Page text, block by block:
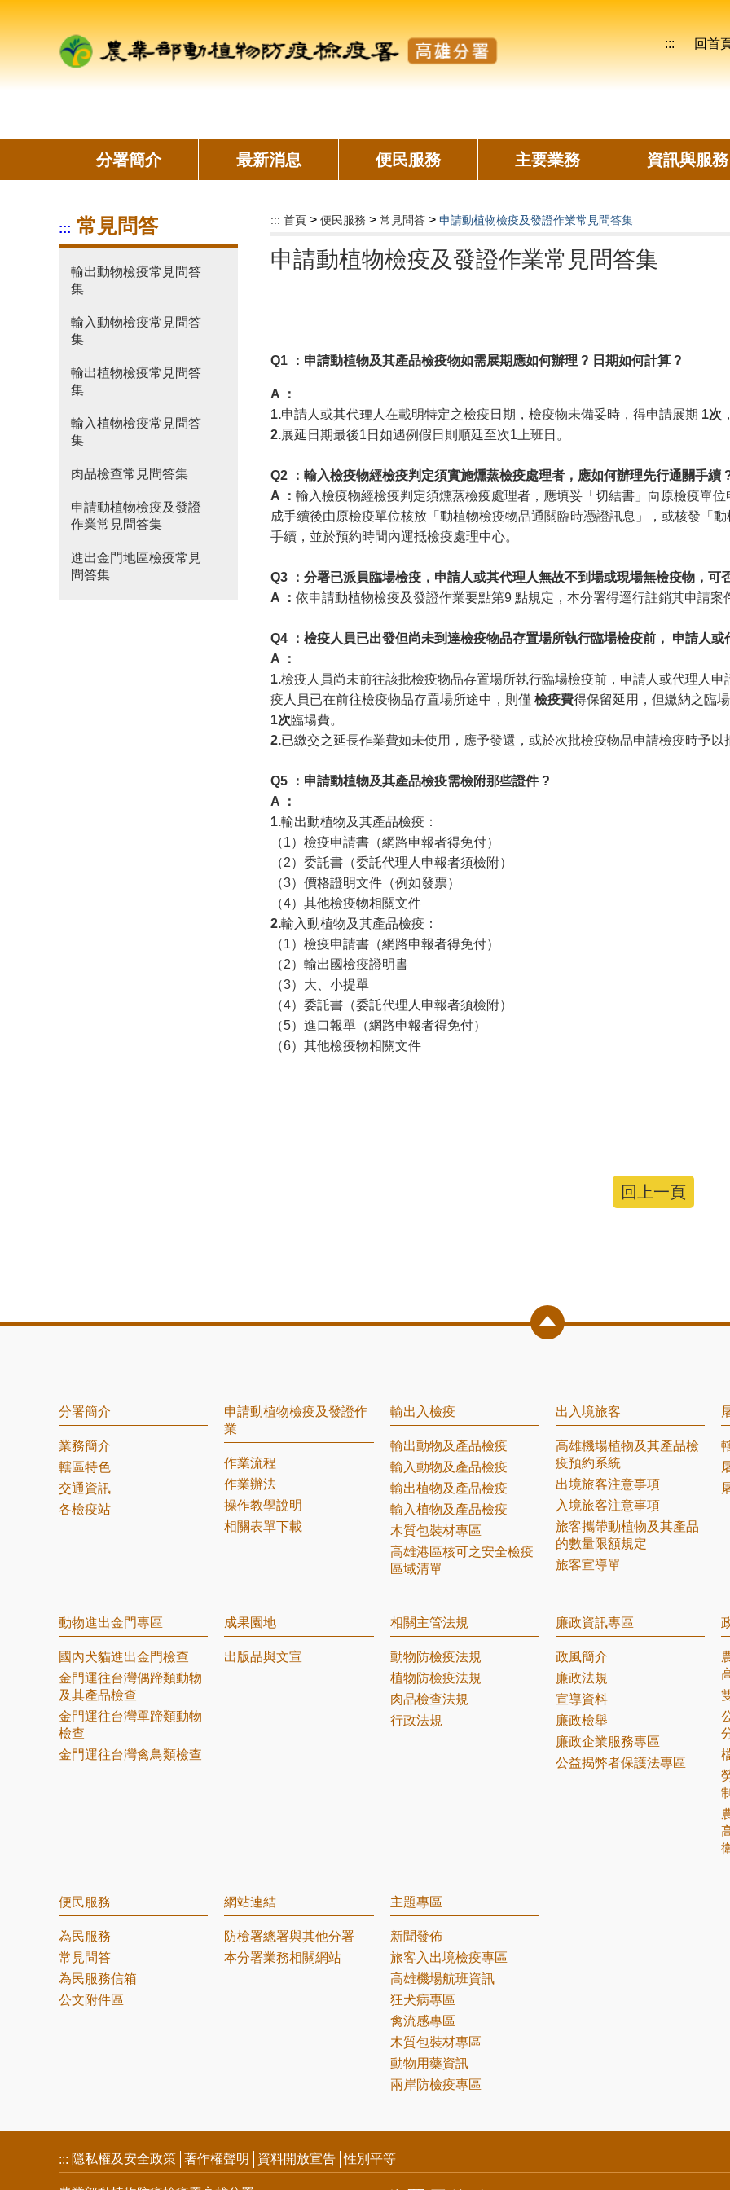
::: 回首
分署簡介 最新消息 便民服務 主要業務 資訊與服務
::: 常見問答
輸出動物檢疫常見問答
集
輸入動物檢疫常見問答
集
輸出植物檢疫常見問答
集
輸入植物檢疫常見問答
集
肉品檢查常見問答集
申請動植物檢疫及發證
作業常見問答集
進出金門地區檢疫常見
問答集
::: 首頁 > 便民服務 > 常見問答 > 申請動植物檢疫及發證作業常見問答集
申請動植物檢疫及發證作業常見問答集
Q1 ：申請動植物及其產品檢疫物如需展期應如何辦理 ? 日期如何計算 ?
A ：
1.申請人或其代理人在載明特定之檢疫日期，檢疫物未備妥時，得申請展期 1次
2.展延日期最後1日如遇例假日則順延至次1上班日。
Q2 ： 輸入檢疫物經檢疫判定須實施燻蒸檢疫處理者，應如何辦理先行通關手續
A ： 輸入檢疫物經檢疫判定須燻蒸檢疫處理者，應填妥「切結書」向原檢疫單
成手續後由原檢疫單位核放「動植物檢疫物品通關臨時憑證訊息」，或核發「
手續，並於預約時間內運抵檢疫處理中心。
Q3 ：分署已派員臨場檢疫，申請人或其代理人無故不到場或現場無檢疫物，可
A ： 依申請動植物檢疫及發證作業要點第9 點規定，本分署得逕行註銷其申請
Q4 ：檢疫人員已出發但尚未到達檢疫物品存置場所執行臨場檢疫前，
申請人或
A ：
1.檢疫人員尚未前往該批檢疫物品存置場所執行臨場檢疫前，申請人或代理人
疫人員已在前往檢疫物品存置場所途中，則僅 檢疫費得保留延用，但繳納之臨
1次臨場費。
2.已繳交之延長作業費如未使用，應予發還，或於次批檢疫物品申請檢疫時予以
Q5 ：申請動植物及其產品檢疫需檢附那些證件 ?
A ：
1.輸出動植物及其產品檢疫：
（1）檢疫申請書（網路申報者得免付）
（2）委託書（委託代理人申報者須檢附）
（3）價格證明文件（例如發票）
（4）其他檢疫物相關文件
2.輸入動植物及其產品檢疫：
（1）檢疫申請書（網路申報者得免付）
（2）輸出國檢疫證明書
（3）大、小提單
（4）委託書（委託代理人申報者須檢附）
（5）進口報單（網路申報者得免付）
（6）其他檢疫物相關文件
回上一頁
分署簡介
業務簡介
轄區特色
交通資訊
各檢疫站
申請動植物檢疫及發證作
業
作業流程
作業辦法
操作教學說明
相關表單下載
輸出入檢疫
輸出動物及產品檢疫
輸入動物及產品檢疫
輸出植物及產品檢疫
輸入植物及產品檢疫
木質包裝材專區
高雄港區核可之安全檢疫
區域清單
出入境旅客
高雄機場植物及其產品檢
疫預約系統
出境旅客注意事項
入境旅客注意事項
旅客攜帶動植物及其產品
的數量限額規定
旅客宣導單
動物進出金門專區
國內犬貓進出金門檢查
金門運往台灣偶蹄類動物
及其產品檢查
金門運往台灣單蹄類動物
檢查
金門運往台灣禽鳥類檢查
成果園地
出版品與文宣
相關主管法規
動物防檢疫法規
植物防檢疫法規
肉品檢查法規
行政法規
廉政資訊專區
政風簡介
廉政法規
宣導資料
廉政檢舉
廉政企業服務專區
公益揭弊者保護法專區
便民服務
為民服務
常見問答
為民服務信箱
公文附件區
網站連結
防檢署總署與其他分署
本分署業務相關網站
主題專區
新聞發佈
旅客入出境檢疫專區
高雄機場航班資訊
狂犬病專區
禽流感專區
木質包裝材專區
動物用藥資訊
兩岸防檢疫專區
::: 隱私權及安全政策 著作權聲明 資料開放宣告 性別平等